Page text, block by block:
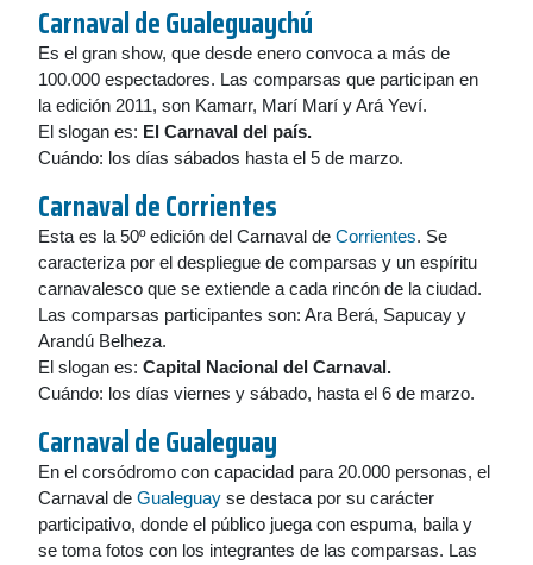
Carnaval deGualeguaychú
Es el gran show, que desde enero convoca a más de
100.000 espectadores. Las comparsas que participan en
la edición 2011, son Kamarr, Marí Marí y Ará Yeví.
El slogan es: El Carnaval del país.
Cuándo: los días sábados hasta el 5 de marzo.
Carnaval deCorrientes
Esta es la 50º edición del Carnaval de Corrientes. Se
caracteriza por el despliegue de comparsas y un espíritu
carnavalesco que se extiende a cada rincón de la ciudad.
Las comparsas participantes son: Ara Berá, Sapucay y
Arandú Belheza.
El slogan es: Capital Nacional del Carnaval.
Cuándo: los días viernes y sábado, hasta el 6 de marzo.
Carnaval deGualeguay
En el corsódromo con capacidad para 20.000 personas, el
Carnaval de Gualeguay se destaca por su carácter
participativo, donde el público juega con espuma, baila y
se toma fotos con los integrantes de las comparsas. Las